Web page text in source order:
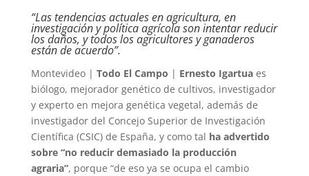
“Las tendencias actuales en agricultura, en
investigación y política agrícola son intentar reducir
los daños, y todos los agricultores y ganaderos
están de acuerdo”.
Montevideo | Todo El Campo | Ernesto Igartuaes
biólogo, mejorador genético de cultivos, investigador
y experto en mejora genética vegetal, además de
investigador del Concejo Superior de Investigación
Científica (CSIC) de España, y como tal ha advertido
sobre “no reducir demasiado la producción
agraria”, porque “de eso ya se ocupa el cambio